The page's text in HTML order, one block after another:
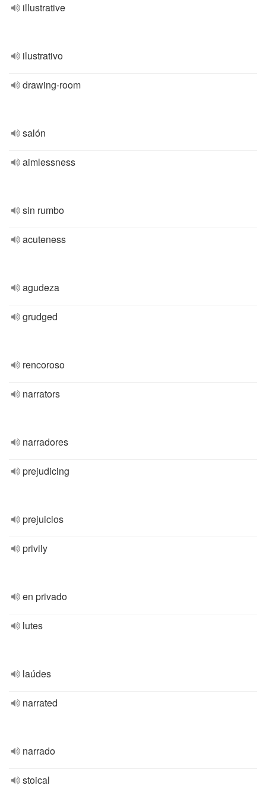
illustrative
ilustrativo
drawing-room
salón
aimlessness
sin rumbo
acuteness
agudeza
grudged
rencoroso
narrators
narradores
prejudicing
prejuicios
privily
en privado
lutes
laúdes
narrated
narrado
stoical